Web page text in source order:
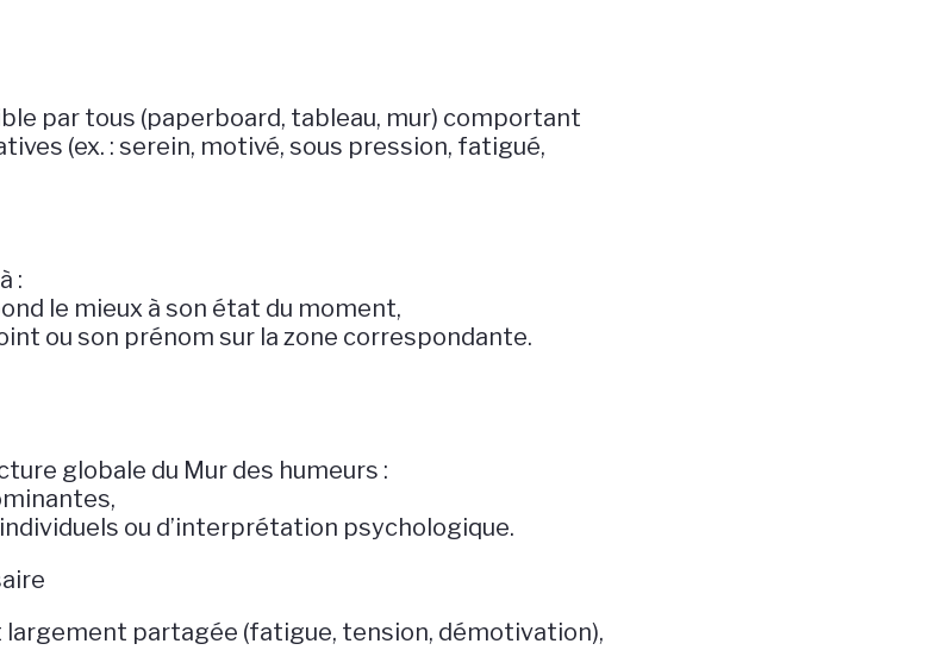
par tous (paperboard, tableau, mur) comportant
(ex. : serein, motivé, sous pression, fatigué,
:
le mieux à son état du moment,
ou son prénom sur la zone correspondante.
globale du Mur des humeurs :
ou d’interprétation psychologique.
largement partagée (fatigue, tension, démotivation),